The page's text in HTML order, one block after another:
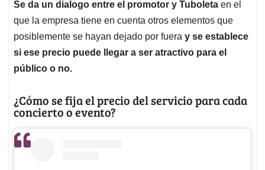
Se da un dialogo entre el promotor y Tuboleta en el
que la empresa tiene en cuenta otros elementos que
posiblemente se hayan dejado por fuera y se establece
si ese precio puede llegar a ser atractivo para el
público o no.
¿Cómo se fija el precio del servicio para cada
concierto o evento?